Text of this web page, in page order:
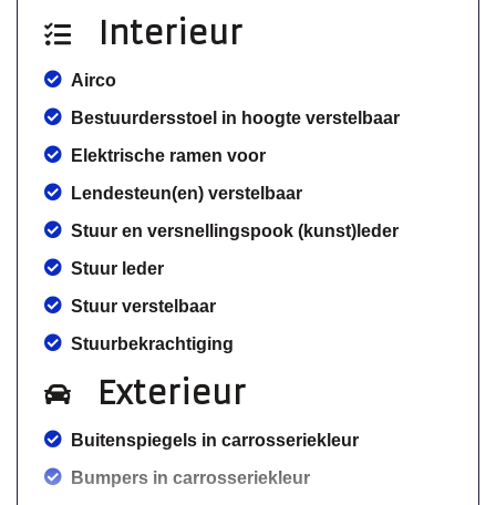
Interieur
Airco
Bestuurdersstoel in hoogte verstelbaar
Elektrische ramen voor
Lendesteun(en) verstelbaar
Stuur en versnellingspook (kunst)leder
Stuur leder
Stuur verstelbaar
Stuurbekrachtiging
Exterieur
Buitenspiegels in carrosseriekleur
Bumpers in carrosseriekleur